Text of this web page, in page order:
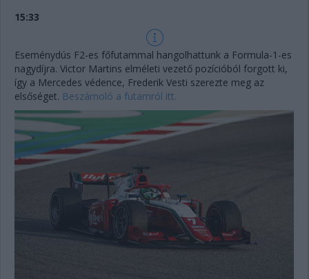
15:33
Eseménydús F2-es főfutammal hangolhattunk a Formula-1-es
nagydíjra. Victor Martins elméleti vezető pozícióból forgott ki,
így a Mercedes védence, Frederik Vesti szerezte meg az
elsőséget. Beszámoló a futamról itt.